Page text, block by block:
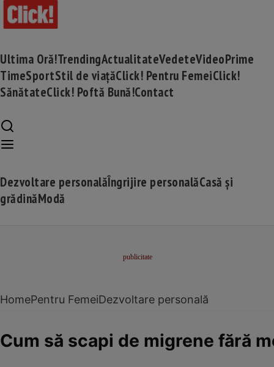
Ultima Oră!TrendingActualitateVedeteVideoPrime
TimeSportStil de viațăClick! Pentru FemeiClick!
SănătateClick! Poftă Bună!Contact
Dezvoltare personalăÎngrijire personalăCasă și
grădinăModă
HomePentru FemeiDezvoltare personală
Cum să scapi de migrene fără